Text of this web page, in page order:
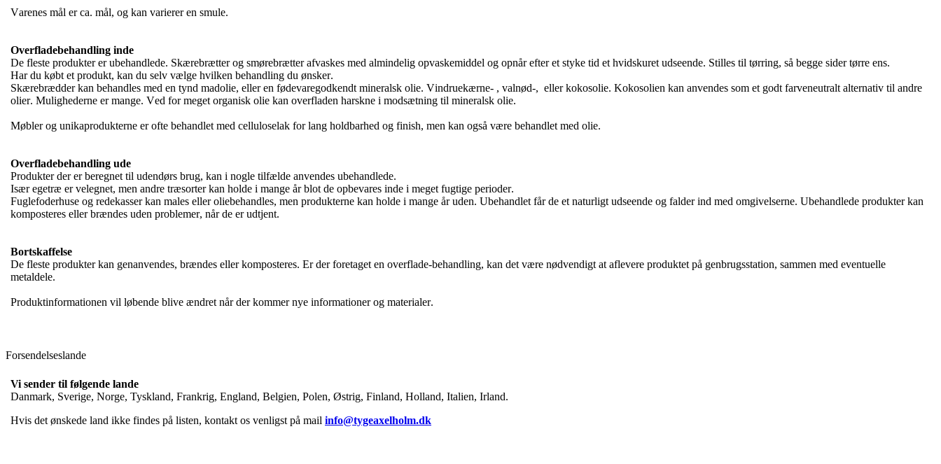
Varenes mål er ca. mål, og kan varierer en smule.
Overfladebehandling inde
De fleste produkter er ubehandlede. Skærebrætter og smørebrætter afvaskes med almindelig opvaskemiddel og opnår efter et styke tid et hvidskuret udseende. Stilles til tørring, så begge sider tørre ens.
Har du købt et produkt, kan du selv vælge hvilken behandling du ønsker.
Skærebrædder kan behandles med en tynd madolie, eller en fødevaregodkendt mineralsk olie. Vindruekærne- , valnød-, eller kokosolie. Kokosolien kan anvendes som et godt farveneutralt alternativ til andre
olier. Mulighederne er mange. Ved for meget organisk olie kan overfladen harskne i modsætning til mineralsk olie.
Møbler og unikaprodukterne er ofte behandlet med celluloselak for lang holdbarhed og finish, men kan også være behandlet med olie.
Overfladebehandling ude
Produkter der er beregnet til udendørs brug, kan i nogle tilfælde anvendes ubehandlede.
Især egetræ er velegnet, men andre træsorter kan holde i mange år blot de opbevares inde i meget fugtige perioder.
Fuglefoderhuse og redekasser kan males eller oliebehandles, men produkterne kan holde i mange år uden. Ubehandlet får de et naturligt udseende og falder ind med omgivelserne. Ubehandlede produkter kan
komposteres eller brændes uden problemer, når de er udtjent.
Bortskaffelse
De fleste produkter kan genanvendes, brændes eller komposteres. Er der foretaget en overflade-behandling, kan det være nødvendigt at aflevere produktet på genbrugsstation, sammen med eventuelle
metaldele.
Produktinformationen vil løbende blive ændret når der kommer nye informationer og materialer.
Forsendelseslande
Vi sender til følgende lande
Danmark, Sverige, Norge, Tyskland, Frankrig, England, Belgien, Polen, Østrig, Finland, Holland, Italien, Irland.
Hvis det ønskede land ikke findes på listen, kontakt os venligst på mail info@tygeaxelholm.dk